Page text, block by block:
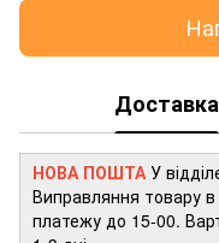
Доставка
НОВА ПОШТА У
Виправляння товару
платежу до 15-00.